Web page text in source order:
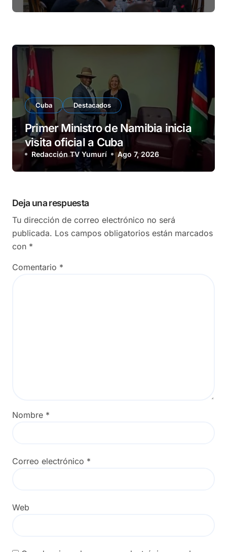
Cuba Destacados
Primer Ministro de Namibia inicia
visita oficial a Cuba
Redacción TV Yumurí Ago 7, 2026
Deja una respuesta
Tu dirección de correo electrónico no será
publicada. Los campos obligatorios están marcados
con *
Comentario *
Nombre *
Correo electrónico *
Web